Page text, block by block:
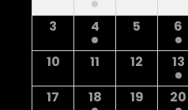
vues
Évènements
Évènements
Évènements
3
4 5 6
10
11 12 13
17
18 19 20